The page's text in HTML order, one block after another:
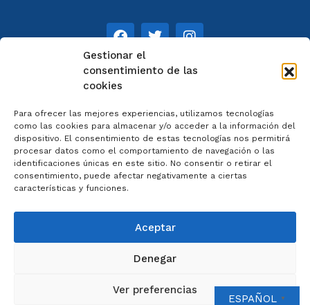
Gestionar el
consentimiento de las
cookies
Para ofrecer las mejores experiencias, utilizamos tecnologías
como las cookies para almacenar y/o acceder a la información del
dispositivo. El consentimiento de estas tecnologías nos permitirá
procesar datos como el comportamiento de navegación o las
identificaciones únicas en este sitio. No consentir o retirar el
consentimiento, puede afectar negativamente a ciertas
características y funciones.
Aceptar
Denegar
Ver preferencias
Aviso legal
Política de privacidad
Cookies
Colaboradores
Condiciones generales
2023 © Catedral de Ourense – web porArtisplendore
ESPAÑOL ▼